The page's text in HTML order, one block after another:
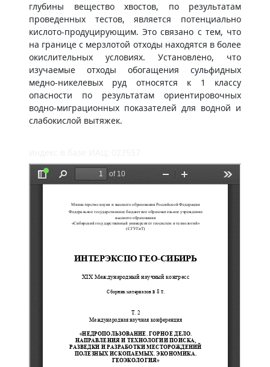
глубины вещество хвостов, по результатам
проведенных тестов, является потенциально
кислото-продуцирующим. Это связано с тем, что
на границе с мерзлотой отходы находятся в более
окислительных условиях. Установлено, что
изучаемые отходы обогащения сульфидных
медно-никелевых руд относятся к 1 классу
опасности по результатам ориентировочных
водно-миграционных показателей для водной и
слабокислой вытяжек.